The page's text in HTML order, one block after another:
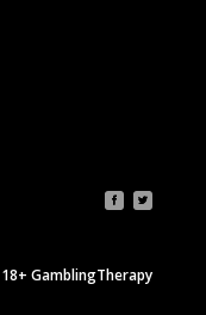
GamblingTherapy